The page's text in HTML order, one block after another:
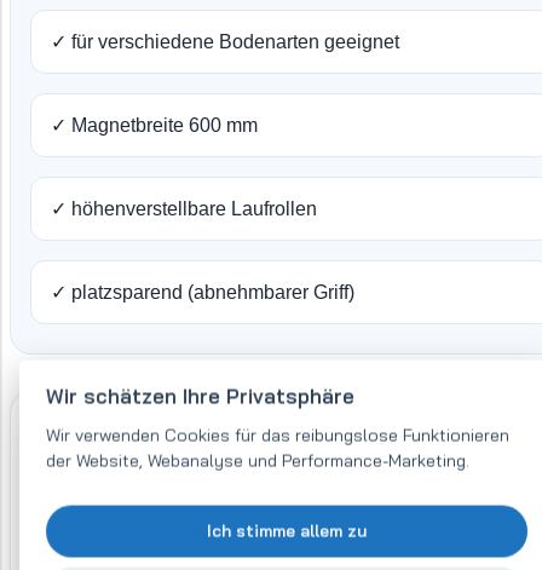
✓ für verschiedene Bodenarten geeignet
✓ Magnetbreite 600 mm
✓ höhenverstellbare Laufrollen
✓ platzsparend (abnehmbarer Griff)
Wir schätzen Ihre Privatsphäre
Wir verwenden Cookies für das reibungslose Funktionieren
der Website, Webanalyse und Performance-Marketing.
Ich stimme allem zu